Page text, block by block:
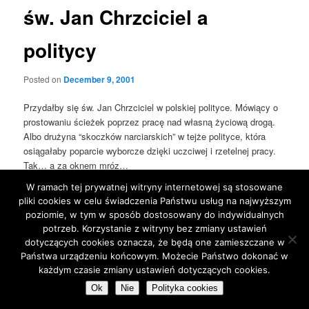
św. Jan Chrzciciel a
politycy
Posted on December 9, 2001
Przydałby się św. Jan Chrzciciel w polskiej polityce. Mówiący o
prostowaniu ścieżek poprzez pracę nad własną życiową drogą.
Albo drużyna “skoczków narciarskich” w tejże polityce, która
osiągałaby poparcie wyborcze dzięki uczciwej i rzetelnej pracy.
Tak… a za oknem mróz…
This entry was posted inBlogby jarek. Bookmark thepermalink.
Proudly powered by WordPress
W ramach tej prywatnej witryny internetowej są stosowane
pliki cookies w celu świadczenia Państwu usług na najwyższym
poziomie, w tym w sposób dostosowany do indywidualnych
potrzeb. Korzystanie z witryny bez zmiany ustawień
dotyczących cookies oznacza, że będą one zamieszczane w
Państwa urządzeniu końcowym. Możecie Państwo dokonać w
każdym czasie zmiany ustawień dotyczących cookies.
Ok Nie Polityka cookies